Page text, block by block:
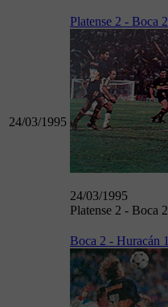
24/03/1995
Platense 2 - Boca 2
24/03/1995
Platense 2 - Boca 2
Boca 2 - Huracán 1